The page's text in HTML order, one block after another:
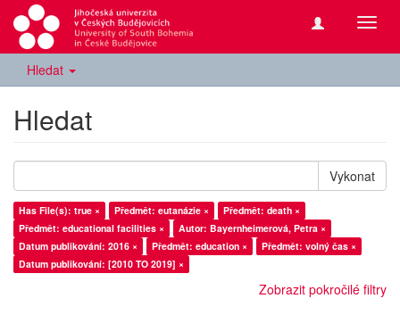
Hledat
Hledat
Vykonat
Has File(s): true × Předmět: eutanázie ×
Předmět: death ×
Předmět: educational facilities ×
Autor: Bayernheimerová, Petra ×
Datum publikování: 2016 ×
Předmět: education ×
Předmět: volný čas ×
Datum publikování: [2010 TO 2019] ×
Zobrazit pokročilé filtry